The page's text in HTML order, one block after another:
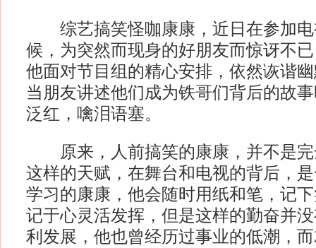
综艺搞笑怪咖康康，近日在参加电
候，为突然而现身的好朋友而惊讶不
他面对节目组的精心安排，依然诙谐
当朋友讲述他们成为铁哥们背后的故
泛红，噙泪语塞。
原来，人前搞笑的康康，并不是完
这样的天赋，在舞台和电视的背后，
学习的康康，他会随时用纸和笔，记
记于心灵活发挥，但是这样的勤奋并
利发展，他也曾经历过事业的低潮，